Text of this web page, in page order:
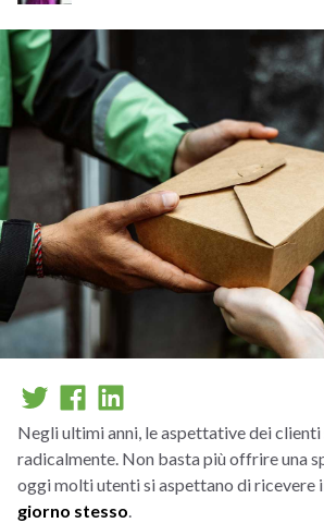
Negli ultimi anni, le aspettative dei
radicalmente. Non basta più offrire una
oggi molti utenti si aspettano di ricevere
giorno stesso.